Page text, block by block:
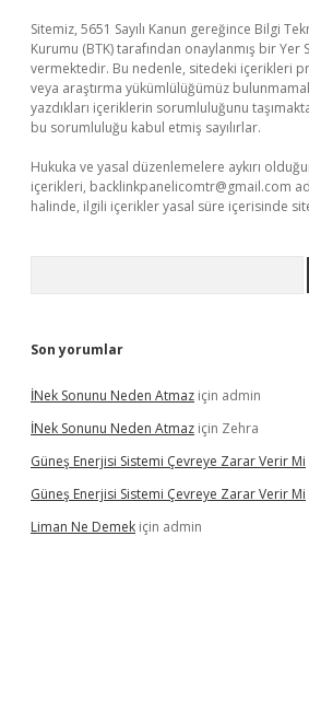
Sitemiz, 5651 Sayılı Kanun gereğince Bilgi
Kurumu (BTK) tarafından onaylanmış bir Yer
vermektedir. Bu nedenle, sitedeki içerikleri
veya araştırma yükümlülüğümüz
yazdıkları içeriklerin sorumluluğunu
bu sorumluluğu kabul etmiş sayılırlar.
Hukuka ve yasal düzenlemelere aykırı
içerikleri, backlinkpanelicomtr@gmail.com
halinde, ilgili içerikler yasal süre içerisinde
Son yorumlar
İNek Sonunu Neden Atmaz için admin
İNek Sonunu Neden Atmaz için Zehra
Güneş Enerjisi Sistemi Çevreye Zarar Verir Mi
Güneş Enerjisi Sistemi Çevreye Zarar Verir Mi
Liman Ne Demek için admin